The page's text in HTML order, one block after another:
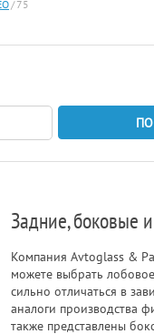
/ 75
Задние, боковые
Компания Avtoglass &
можете выбрать
сильно отличаться в
аналоги производства
также представлены